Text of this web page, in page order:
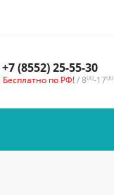
+7 (8552) 25-55-30
Бесплатно по РФ!/ 800-1700